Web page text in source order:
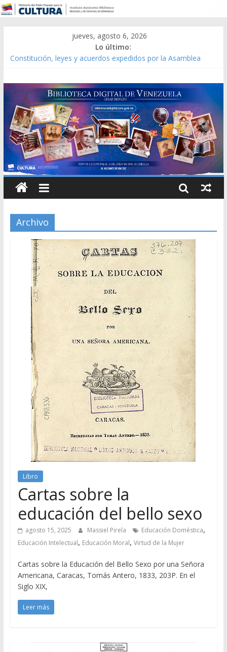
jueves, agosto 6, 2026
Lo último:
Constitución, leyes y acuerdos expedidos por la Asamblea
Modesta Bor Sánchez [material gráfico]
Gaceta Oficial de la República de Venezuela año CXXXIII Mes V,
Caracas 09 de marzo de 2006 N° 38.394
Catálogo temático de obras de Modesta Bor
Archivo
Libro
Cartas sobre la
educación del bello sexo
agosto 15, 2025 Massiel Pirela Educación Doméstica,
Educación Intelectual, Educación Moral, Virtud de la Mujer
Cartas sobre la Educación del Bello Sexo por una Señora
Americana, Caracas, Tomás Antero, 1833, 203P. En el
Siglo XIX,
Leer más